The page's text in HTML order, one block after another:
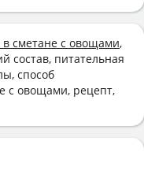
в сметане с овощами,
состав, питательная
способ
с овощами, рецепт,